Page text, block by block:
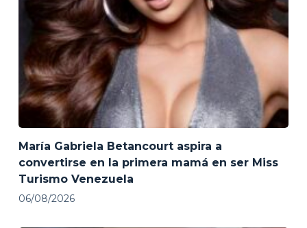
María Gabriela Betancourt aspira a
convertirse en la primera mamá en ser Miss
Turismo Venezuela
06/08/2026